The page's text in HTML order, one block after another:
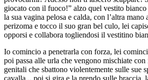
giocato con il fuoco!” alzo quel vestito
la sua vagina pelosa e calda, con l’altra mano
perizoma e tocco il suo gran bel culo, lei
opporsi e collabora togliendosi il vestitino
Io comincio a penetrarla con forza, lei
poi passa alle urla che vengono mischiate
genitali che sbattono violentemente sulle sue
cavalla... poi si gira e la prendo sulle braccia,